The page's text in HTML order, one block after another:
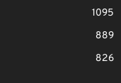
1095
889
826